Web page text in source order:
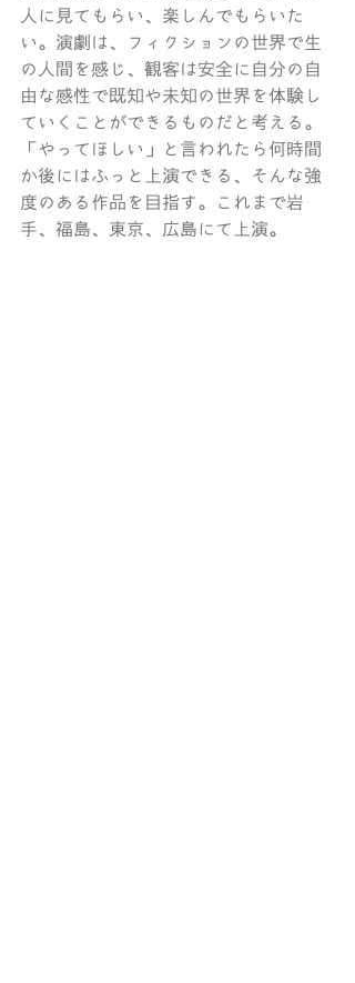
人に見てもらい、楽しんでもらいた
い。演劇は、フィクションの世界で生
の人間を感じ、観客は安全に自分の自
由な感性で既知や未知の世界を体験し
ていくことができるものだと考える。
「やってほしい」と言われたら何時間
か後にはふっと上演できる、そんな強
度のある作品を目指す。これまで岩
手、福島、東京、広島にて上演。